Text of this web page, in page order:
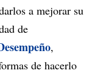
a mejorar su
de
,
de hacerlo